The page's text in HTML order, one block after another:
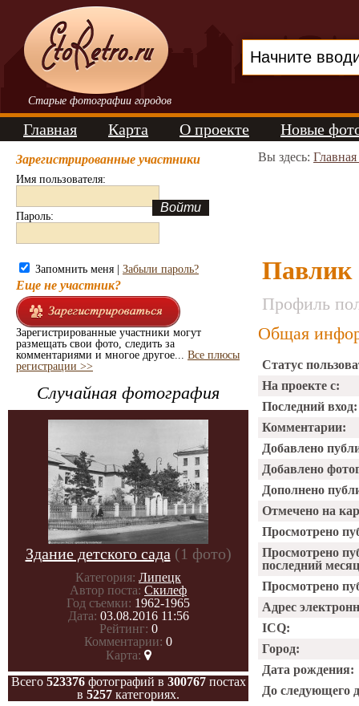
Старые фотографии городов
Главная Карта О проекте Новые
Зарегистрированные участники
Имя пользователя:
Пароль:
Запомнить меня | Забыли пароль?
Еще не участник?
Зарегистрированные участники могут
размещать свои фото, следить за
комментариями и многое другое... Все плюсы
регистрации >>
Случайная фотография
Здание детского сада (1 фото)
Категория: Липецк
Автор поста: Скилеф
Год съемки: 1962-1965
Дата: 03.08.2016 11:56
Рейтинг: 0
Комментарии: 0
Карта:
Всего 523376фотографий в 300767постах
в 5257 категориях.
Вы здесь:
Павлик
Профиль
Общая
Статус
На проекте с:
Последний вход:
Комментарии:
Добавлено
Добавлено
Дополнено
Отмечено на
Просмотрено
Просмотрено
последний
Просмотрено
Адрес
ICQ:
Город:
Дата рождения:
До следующего